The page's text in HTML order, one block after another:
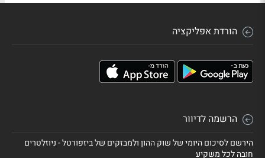
הורדת אפליקציה
הרשמה לדיוור
הירשם לסיכום היומי של שוק ההון ולמבזקים של ביזפורטל - ניוזלטרים
חובה לכל משקיע